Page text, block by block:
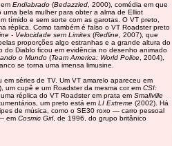
Endiabrado (Bedazzled , 2000), comédia em que
uma bela mulher para obter a alma de Elliot
tímido e sem sorte com as garotas. O VT preto,
réplica. Como também é falso o VT Roadster preto
- Velocidade sem Limites (Redline , 2007), que
proporções algo estranhas e a grande altura do
do Diablo ficou em evidência no desenho animado
o Mundo (Team America: World Police , 2004),
se torna uma imensa limusine.
em séries de TV. Um VT amarelo apareceu em
um cupê e um Roadster da mesma cor em CSI:
réplica do VT Roadster em prata em Smallville
um preto está em LI Extreme (2002). Há
de música, como o SE30 roxo — carro pessoal
em Cosmic Girl, de 1996, do grupo britânico